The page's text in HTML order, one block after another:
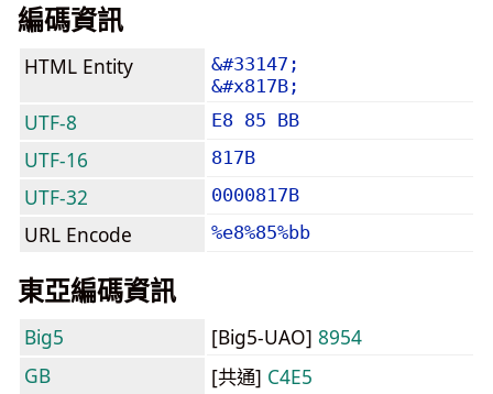
編碼資訊
HTML Entity
&#33147;
&#x817B;
UTF-8 E8 85 BB
UTF-16 817B
UTF-32 0000817B
URL Encode %e8%85%bb
東亞編碼資訊
Big5 [Big5-UAO] 8954
GB
[共通] C4E5